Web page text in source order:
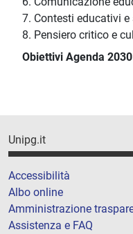
7. Contesti educativi
8. Pensiero critico e
Obiettivi Agenda
Unipg.it
Accessibilità
Albo online
Amministrazione
Assistenza e FAQ